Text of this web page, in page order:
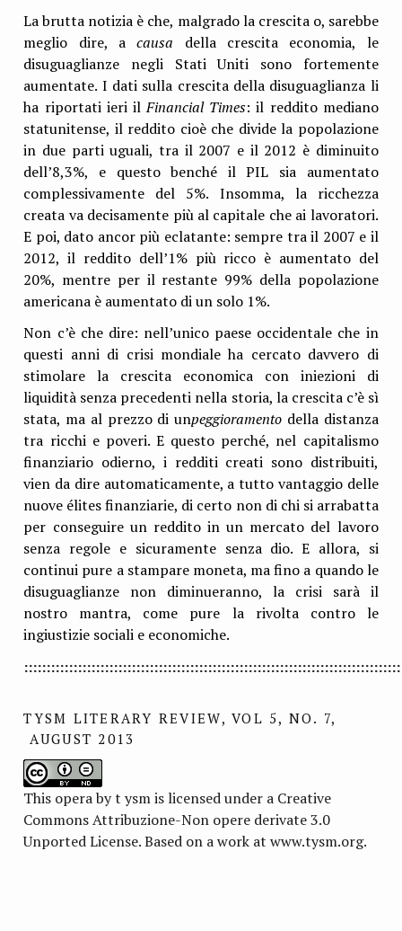
La brutta notizia è che, malgrado la crescita o, sarebbe
meglio dire, acausa della crescita economia, le
disuguaglianze negli Stati Uniti sono fortemente
aumentate. I dati sulla crescita della disuguaglianza li
ha riportati ieri ilFinancial Times: il reddito mediano
statunitense, il reddito cioè che divide la popolazione
in due parti uguali, tra il 2007 e il 2012 è diminuito
dell’8,3%, e questo benché il PIL sia aumentato
complessivamente del 5%. Insomma, la ricchezza
creata va decisamente più al capitale che ai lavoratori.
E poi, dato ancor più eclatante: sempre tra il 2007 e il
2012, il reddito dell’1% più ricco è aumentato del
20%, mentre per il restante 99% della popolazione
americana è aumentato di un solo 1%.
Non c’è che dire: nell’unico paese occidentale che in
questi anni di crisi mondiale ha cercato davvero di
stimolare la crescita economica con iniezioni di
liquidità senza precedenti nella storia, la crescita c’è sì
stata, ma al prezzo di unpeggioramento della distanza
tra ricchi e poveri. E questo perché, nel capitalismo
finanziario odierno, i redditi creati sono distribuiti,
vien da dire automaticamente, a tutto vantaggio delle
nuove élites finanziarie, di certo non di chi si arrabatta
per conseguire un reddito in un mercato del lavoro
senza regole e sicuramente senza dio. E allora, si
continui pure a stampare moneta, ma fino a quando le
disuguaglianze non diminueranno, la crisi sarà il
nostro mantra, come pure la rivolta contro le
ingiustizie sociali e economiche.
TYSM LITERARY REVIEW, VOL 5, NO. 7,
AUGUST 2013
This opera by t ysm is licensed under a Creative
Commons Attribuzione-Non opere derivate 3.0
Unported License. Based on a work at www.tysm.org.